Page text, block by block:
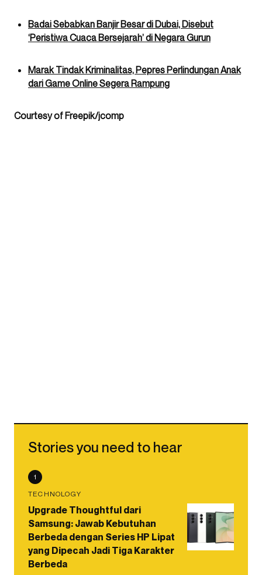
Badai Sebabkan Banjir Besar di Dubai, Disebut
‘Peristiwa Cuaca Bersejarah’ di Negara Gurun
Marak Tindak Kriminalitas, Pepres Perlindungan Anak
dari Game Online Segera Rampung
Courtesy of Freepik/jcomp
Stories you need to hear
1
TECHNOLOGY
Upgrade Thoughtful dari
Samsung: Jawab Kebutuhan
Berbeda dengan Series HP Lipat
yang Dipecah Jadi Tiga Karakter
Berbeda